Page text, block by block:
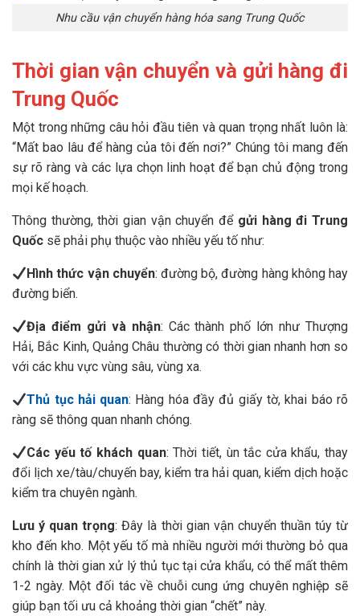
Nhu cầu vận chuyển hàng hóa sang Trung Quốc
Thời gian vận chuyển và gửi hàng đi
Trung Quốc
Một trong những câu hỏi đầu tiên và quan trọng nhất luôn là:
“Mất bao lâu để hàng của tôi đến nơi?” Chúng tôi mang đến
sự rõ ràng và các lựa chọn linh hoạt để bạn chủ động trong
mọi kế hoạch.
Thông thường, thời gian vận chuyển để gửi hàng đi Trung
Quốc sẽ phải phụ thuộc vào nhiều yếu tố như:
Hình thức vận chuyển: đường bộ, đường hàng không hay
đường biển.
Địa điểm gửi và nhận: Các thành phố lớn như Thượng
Hải, Bắc Kinh, Quảng Châu thường có thời gian nhanh hơn so
với các khu vực vùng sâu, vùng xa.
Thủ tục hải quan: Hàng hóa đầy đủ giấy tờ, khai báo rõ
ràng sẽ thông quan nhanh chóng.
Các yếu tố khách quan: Thời tiết, ùn tắc cửa khẩu, thay
đổi lịch xe/tàu/chuyến bay, kiểm tra hải quan, kiểm dịch hoặc
kiểm tra chuyên ngành.
Lưu ý quan trọng: Đây là thời gian vận chuyển thuần túy từ
kho đến kho. Một yếu tố mà nhiều người mới thường bỏ qua
chính là thời gian xử lý thủ tục tại cửa khẩu, có thể mất thêm
1-2 ngày. Một đối tác về chuỗi cung ứng chuyên nghiệp sẽ
giúp bạn tối ưu cả khoảng thời gian “chết” này.